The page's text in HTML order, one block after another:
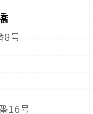
8号
16号